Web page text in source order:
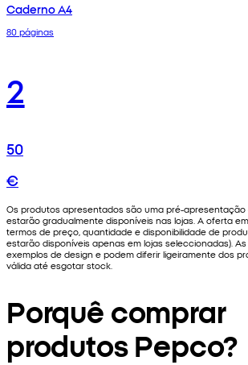
Caderno A4
80 páginas
2
50
€
Os produtos apresentados são uma pré-
estarão gradualmente disponíveis nas lojas. A oferta
termos de preço, quantidade e disponibilidade de
estarão disponíveis apenas em lojas seleccionadas).
exemplos de design e podem diferir ligeiramente dos
válida até esgotar stock.
Porquê comprar
produtos Pepco?